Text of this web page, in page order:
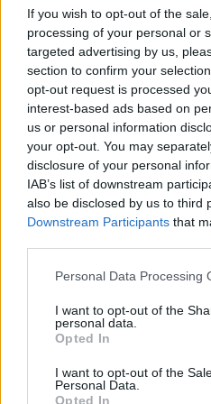
If you wish to opt-out of the
processing of your personal or
targeted advertising by us,
section to confirm your
opt-out request is processed
interest-based ads based on
us or personal information
your opt-out. You may
disclosure of your personal
IAB’s list of downstream
also be disclosed by us to third
Downstream Participants that
Please note that this website/
not limited to your visit or
grant or deny consent to
use your data for below
consent section.
Personal Data Processing
I want to opt-out of the
personal data.
Opted In
I want to opt-out of the
Personal Data.
Opted In
Hírlevél
Adja meg keresztnevét: